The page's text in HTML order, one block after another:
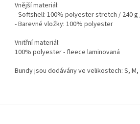
Vnější materiál:
- Softshell: 100% polyester stretch / 240 g
- Barevné vložky: 100% polyester
Vnitřní materiál:
100% polyester - fleece laminovaná
Bundy jsou dodávány ve velikostech: S, M, L,